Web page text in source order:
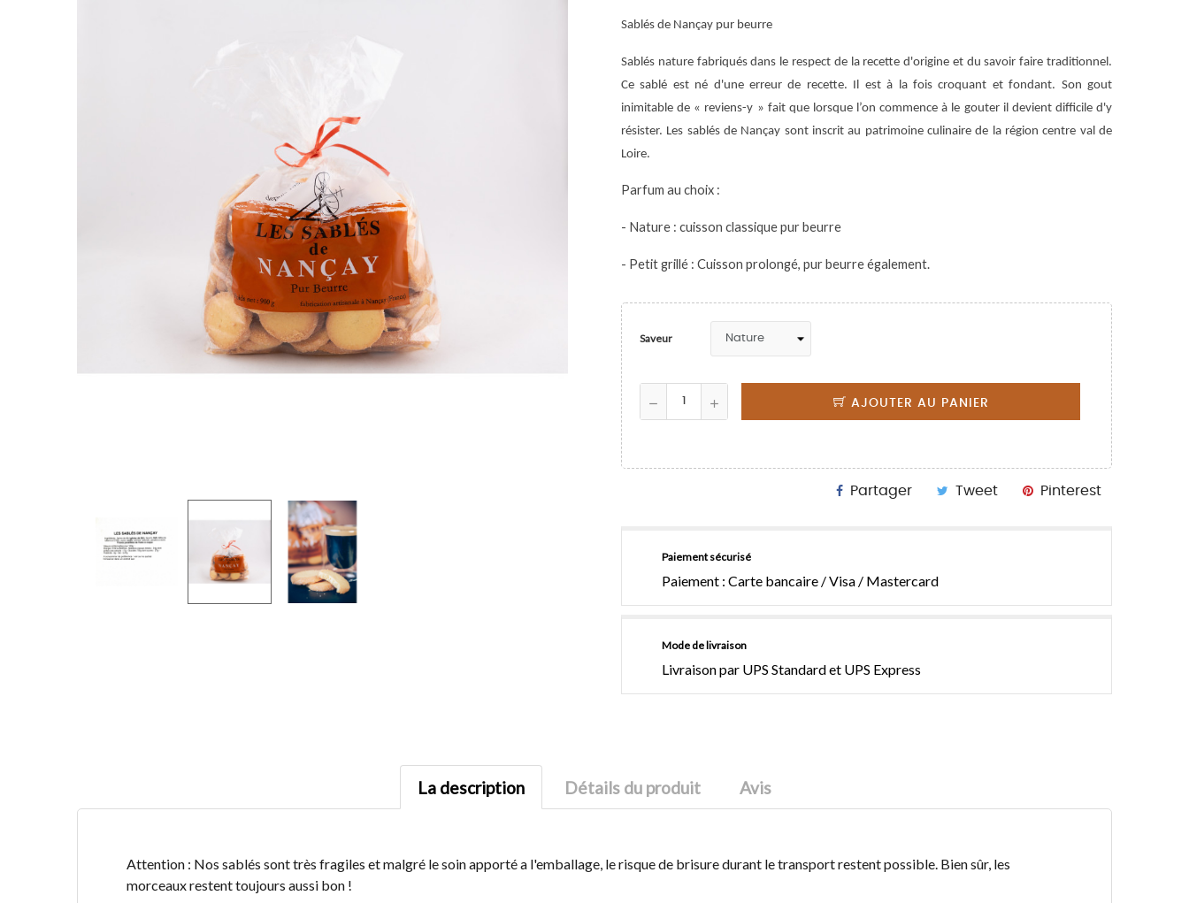
Sablés de Nançay pur beurre
Sablés nature fabriqués dans le respect de la recette d'origine et du savoir faire traditionnel.
Ce sablé est né d'une erreur de recette. Il est à la fois croquant et fondant. Son gout
inimitable de « reviens-y » fait que lorsque l’on commence à le gouter il devient difficile d'y
résister. Les sablés de Nançay sont inscrit au patrimoine culinaire de la région centre val de
Loire.
Parfum au choix :
- Nature : cuisson classique pur beurre
- Petit grillé : Cuisson prolongé, pur beurre également.
Saveur
AJOUTER AU PANIER
Partager Tweet Pinterest
Paiement sécurisé
Paiement : Carte bancaire / Visa / Mastercard
Mode de livraison
Livraison par UPS Standard et UPS Express
La description Détails du produit Avis
Attention : Nos sablés sont très fragiles et malgré le soin apporté a l'emballage, le risque de brisure durant le transport restent possible. Bien sûr, les
morceaux restent toujours aussi bon !